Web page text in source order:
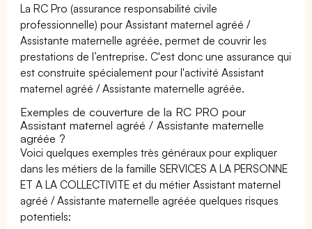
La RC Pro (assurance responsabilité civile
professionnelle) pour Assistant maternel agréé /
Assistante maternelle agréée, permet de couvrir les
prestations de l’entreprise. C'est donc une assurance qui
est construite spécialement pour l'activité Assistant
maternel agréé / Assistante maternelle agréée.
Exemples de couverture de la RC PRO pour
Assistant maternel agréé / Assistante maternelle
agréée ?
Voici quelques exemples très généraux pour expliquer
dans les métiers de la famille SERVICES A LA PERSONNE
ET A LA COLLECTIVITE et du métier Assistant maternel
agréé / Assistante maternelle agréée quelques risques
potentiels: